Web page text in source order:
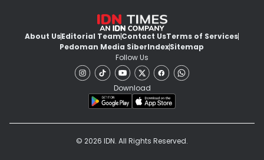
About UsEditorial TeamContact UsTerms of Services
Pedoman Media SiberIndexSitemap
Follow Us
Download
© 2026 IDN. All Rights Reserved.